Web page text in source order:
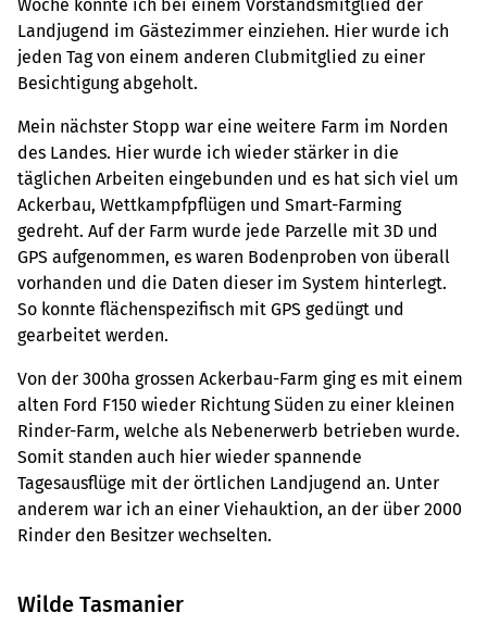
Woche konnte ich bei einem Vorstandsmitglied der
Landjugend im Gästezimmer einziehen. Hier wurde ich
jeden Tag von einem anderen Clubmitglied zu einer
Besichtigung abgeholt.
Mein nächster Stopp war eine weitere Farm im Norden
des Landes. Hier wurde ich wieder stärker in die
täglichen Arbeiten eingebunden und es hat sich viel um
Ackerbau, Wettkampfpflügen und Smart-Farming
gedreht. Auf der Farm wurde jede Parzelle mit 3D und
GPS aufgenommen, es waren Bodenproben von überall
vorhanden und die Daten dieser im System hinterlegt.
So konnte flächenspezifisch mit GPS gedüngt und
gearbeitet werden.
Von der 300ha grossen Ackerbau-Farm ging es mit einem
alten Ford F150 wieder Richtung Süden zu einer kleinen
Rinder-Farm, welche als Nebenerwerb betrieben wurde.
Somit standen auch hier wieder spannende
Tagesausflüge mit der örtlichen Landjugend an. Unter
anderem war ich an einer Viehauktion, an der über 2000
Rinder den Besitzer wechselten.
Wilde Tasmanier